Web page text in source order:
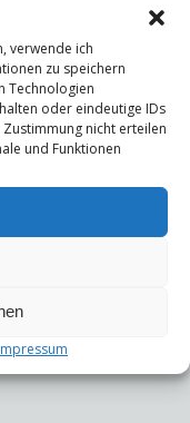
verwende ich
zu speichern
Technologien
oder eindeutige IDs
nicht erteilen
und Funktionen